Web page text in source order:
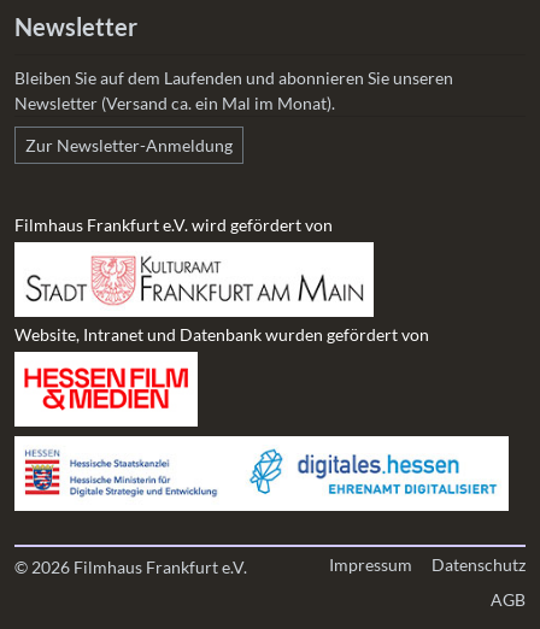
Newsletter
Bleiben Sie auf dem Laufenden und abonnieren Sie unseren
Newsletter (Versand ca. ein Mal im Monat).
Zur Newsletter-Anmeldung
Filmhaus Frankfurt e.V. wird gefördert von
Website, Intranet und Datenbank wurden gefördert von
© 2026 Filmhaus Frankfurt e.V. Impressum
Datenschutz
AGB